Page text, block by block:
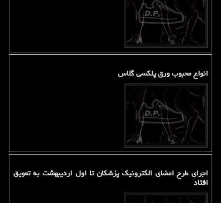
انواع محبوب ورق پلکسی گلاس
اجرای طرح امضای الکترونیک پزشکان تا اول اردیبهشت به تعویق
افتاد